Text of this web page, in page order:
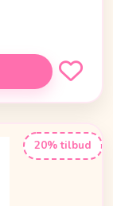
20% tilbud